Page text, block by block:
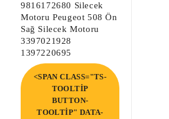
9816172680 Silecek
Motoru Peugeot 508 Ön
Sağ Silecek Motoru
3397021928
1397220695
<SPAN CLASS="TS-
TOOLTIP
BUTTON-
TOOLTIP" DATA-